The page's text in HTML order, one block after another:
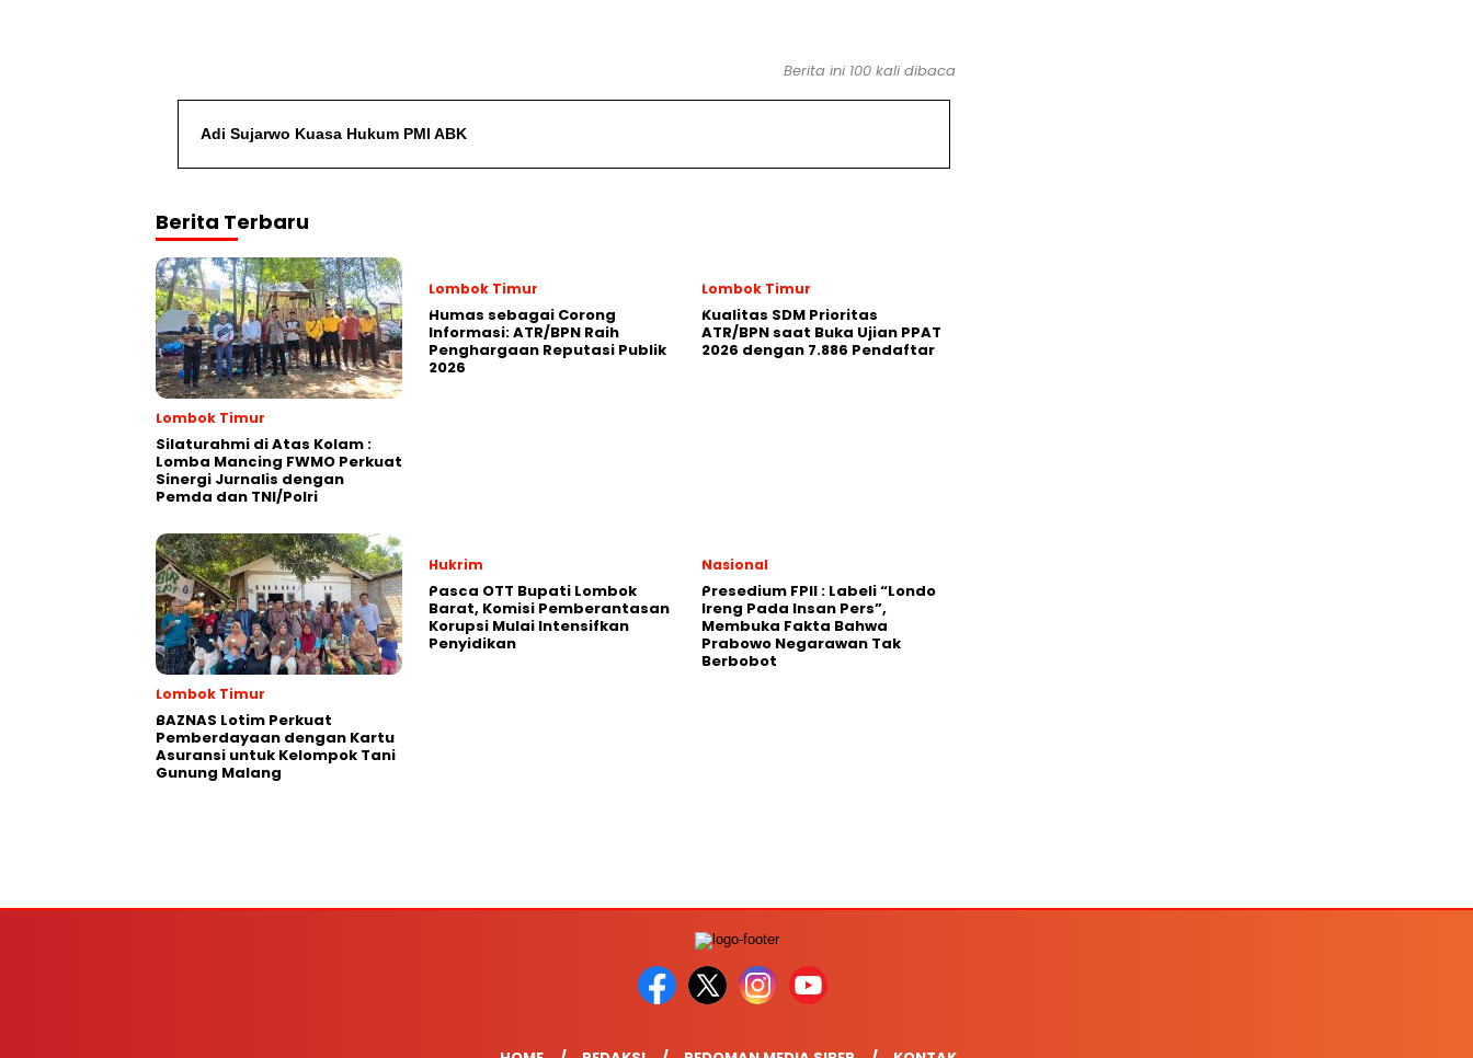
Berita ini 100 kali dibaca
Adi Sujarwo Kuasa Hukum PMI ABK
Berita Terbaru
Lombok Timur
Silaturahmi di Atas Kolam :
Lomba Mancing FWMO Perkuat
Sinergi Jurnalis dengan
Pemda dan TNI/Polri
Lombok Timur
Humas sebagai Corong
Informasi: ATR/BPN Raih
Penghargaan Reputasi Publik
2026
Lombok Timur
Kualitas SDM Prioritas
ATR/BPN saat Buka Ujian PPAT
2026 dengan 7.886 Pendaftar
Lombok Timur
BAZNAS Lotim Perkuat
Pemberdayaan dengan Kartu
Asuransi untuk Kelompok Tani
Gunung Malang
Hukrim
Pasca OTT Bupati Lombok
Barat, Komisi Pemberantasan
Korupsi Mulai Intensifkan
Penyidikan
Nasional
Presedium FPII : Labeli “Londo
Ireng Pada Insan Pers”,
Membuka Fakta Bahwa
Prabowo Negarawan Tak
Berbobot